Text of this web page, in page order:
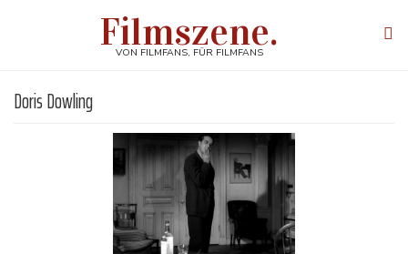
Filmszene.
VON FILMFANS, FÜR FILMFANS
Doris Dowling